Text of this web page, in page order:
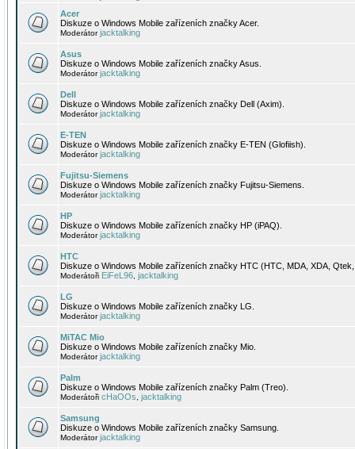
Acer
Diskuze o Windows Mobile zařízeních značky Acer.
Moderátorjacktalking
Asus
Diskuze o Windows Mobile zařízeních značky Asus.
Moderátorjacktalking
Dell
Diskuze o Windows Mobile zařízeních značky Dell (Axim).
Moderátorjacktalking
E-TEN
Diskuze o Windows Mobile zařízeních značky E-TEN (Glofiish).
Moderátorjacktalking
Fujitsu-Siemens
Diskuze o Windows Mobile zařízeních značky Fujitsu-Siemens.
Moderátorjacktalking
HP
Diskuze o Windows Mobile zařízeních značky HP (iPAQ).
Moderátorjacktalking
HTC
Diskuze o Windows Mobile zařízeních značky HTC (HTC, MDA, XDA,
Moderátoři EiFeL96 jacktalking
LG
Diskuze o Windows Mobile zařízeních značky LG.
Moderátorjacktalking
MiTAC Mio
Diskuze o Windows Mobile zařízeních značky Mio.
Moderátorjacktalking
Palm
Diskuze o Windows Mobile zařízeních značky Palm (Treo).
Moderátoři cHaOOs jacktalking
Samsung
Diskuze o Windows Mobile zařízeních značky Samsung.
Moderátorjacktalking